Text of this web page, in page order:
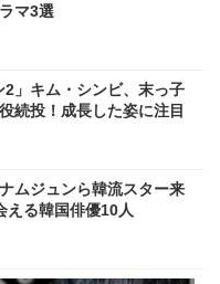
マ3選
2」キム・シンビ、末っ子
続投！成長した姿に注目
ムジュンら韓流スター来
える韓国俳優10人